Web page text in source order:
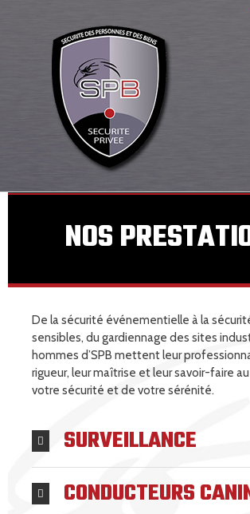
NOS
De la sécurité événementielle à la
sensibles, du gardiennage des sites
hommes d’SPB mettent leur
rigueur, leur maîtrise et leur savoir-faire
votre sécurité et de votre sérénité.
SURVEILLANCE
CONDUCTEURS